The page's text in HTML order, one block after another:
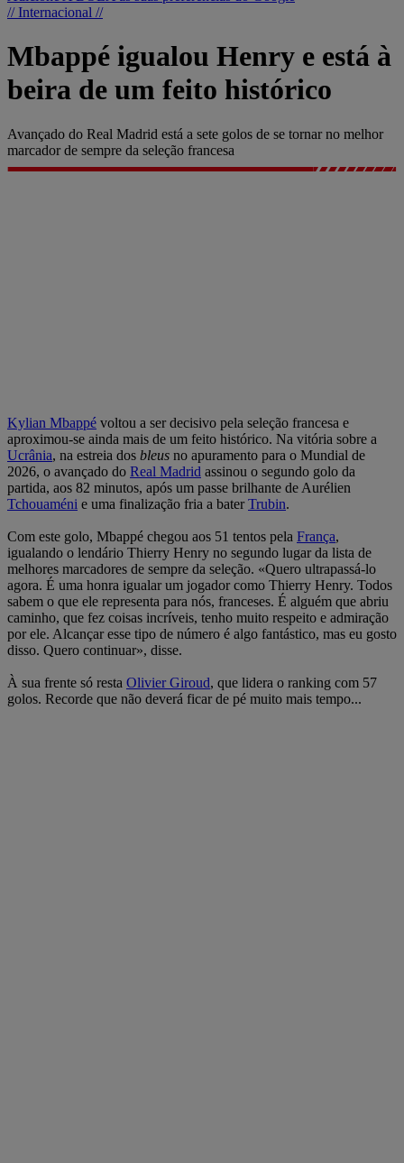
// Internacional //
Mbappé igualou Henry e está à
beira de um feito histórico
Avançado do Real Madrid está a sete golos de se tornar no melhor
marcador de sempre da seleção francesa
Kylian Mbappé voltou a ser decisivo pela seleção francesa e
aproximou-se ainda mais de um feito histórico. Na vitória sobre a
Ucrânia, na estreia dos bleus no apuramento para o Mundial de
2026, o avançado do Real Madrid assinou o segundo golo da
partida, aos 82 minutos, após um passe brilhante de Aurélien
Tchouaméni e uma finalização fria a baterTrubin.
Com este golo, Mbappé chegou aos 51 tentos pela França,
igualando o lendário Thierry Henry no segundo lugar da lista de
melhores marcadores de sempre da seleção. «Quero ultrapassá-lo
agora. É uma honra igualar um jogador como Thierry Henry. Todos
sabem o que ele representa para nós, franceses. É alguém que abriu
caminho, que fez coisas incríveis, tenho muito respeito e admiração
por ele. Alcançar esse tipo de número é algo fantástico, mas eu gosto
disso. Quero continuar», disse.
À sua frente só resta Olivier Giroud, que lidera o ranking com 57
golos. Recorde que não deverá ficar de pé muito mais tempo...